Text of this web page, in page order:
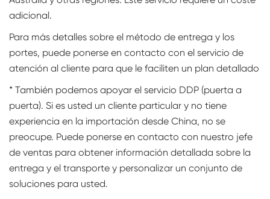
adicional.
Para más detalles sobre el método de entrega y los
portes, puede ponerse en contacto con el servicio de
atención al cliente para que le faciliten un plan detallado
* También podemos apoyar el servicio DDP (puerta a
puerta). Si es usted un cliente particular y no tiene
experiencia en la importación desde China, no se
preocupe. Puede ponerse en contacto con nuestro jefe
de ventas para obtener información detallada sobre la
entrega y el transporte y personalizar un conjunto de
soluciones para usted.